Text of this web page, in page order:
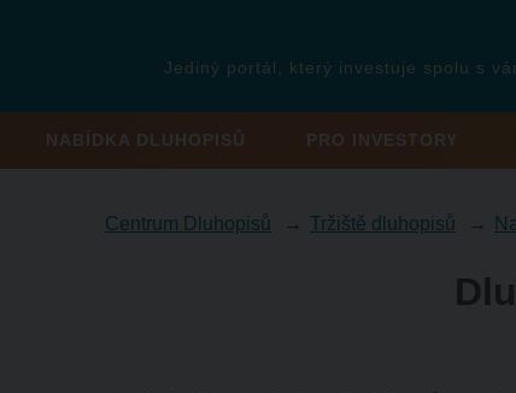
Jediný portál, který investuje spolu s
NABÍDKA DLUHOPISŮ PRO INVESTORY
Centrum Dluhopisů Tržiště dluhopisů